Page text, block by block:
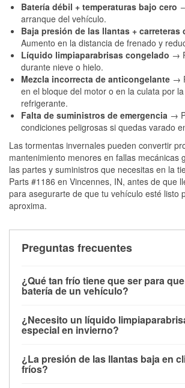
Batería débil + temperaturas bajo cero
arranque del vehículo.
Baja presión de las llantas + carreteras
Aumento en la distancia de frenado y
Líquido limpiaparabrisas congelado →
durante nieve o hielo.
Mezcla incorrecta de anticongelante →
en el bloque del motor o en la culata por
refrigerante.
Falta de suministros de emergencia →
condiciones peligrosas si quedas varado
Las tormentas invernales pueden convertir
mantenimiento menores en fallas mecánicas
las partes y suministros que necesitas en la
Parts #1186 en Vincennes, IN, antes de que
para asegurarte de que tu vehículo esté listo
aproxima.
Preguntas frecuentes
¿Qué tan frío tiene que ser para
batería de un vehículo?
debajo de los 32 °F y puede perder
su potencia de arranque cerca de los 0
arranque.
¿Necesito un líquido
especial en invierno?
la congelación y ayuda a disolver la
derretida en la carretera para mejorar
¿La presión de las llantas baja en
fríos?